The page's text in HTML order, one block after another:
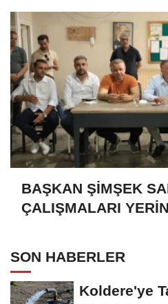
BAŞKAN ŞİMŞEK
ÇALIŞMALARI
SON HABERLER
Koldere'ye